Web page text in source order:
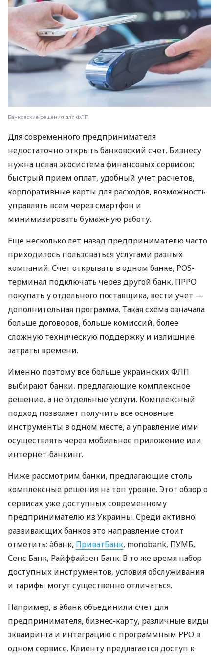
Банковские решения для ФЛП
Для современного предпринимателя
недостаточно открыть банковский счет. Бизнесу
нужна целая экосистема финансовых сервисов:
быстрый прием оплат, удобный учет расчетов,
корпоративные карты для расходов, возможность
управлять всем через смартфон и
минимизировать бумажную работу.
Еще несколько лет назад предпринимателю часто
приходилось пользоваться услугами разных
компаний. Счет открывать в одном банке, POS-
терминал подключать через другой банк, ПРРО
покупать у отдельного поставщика, вести учет —
дополнительная программа. Такая схема означала
больше договоров, больше комиссий, более
сложную техническую поддержку и излишние
затраты времени.
Именно поэтому все больше украинских ФЛП
выбирают банки, предлагающие комплексное
решение, а не отдельные услуги. Комплексный
подход позволяет получить все основные
инструменты в одном месте, а управление ими
осуществлять через мобильное приложение или
интернет-банкинг.
Ниже рассмотрим банки, предлагающие столь
комплексные решения на топ уровне. Этот обзор о
сервисах уже доступных современному
предпринимателю из Украины. Среди активно
развивающих банков это направление стоит
отметить: àбанк, ПриватБанк, monobank, ПУМБ,
Сенс Банк, Райффайзен Банк. В то же время набор
доступных инструментов, условия обслуживания
и тарифы могут существенно отличаться.
Например, в àбанк объединили счет для
предпринимателя, бизнес-карту, различные виды
эквайринга и интеграцию с программным РРО в
одном сервисе. Клиенту предлагается доступ к